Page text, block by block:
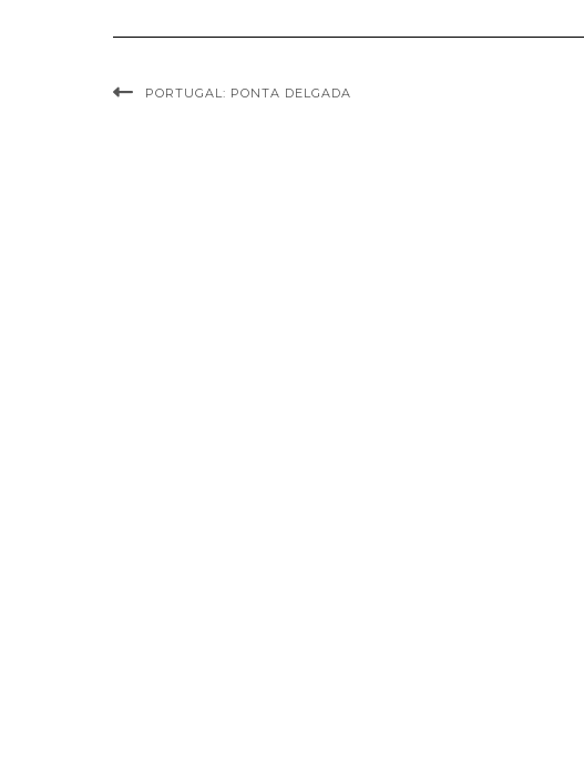
PORTUGAL: PONTA DELGADA